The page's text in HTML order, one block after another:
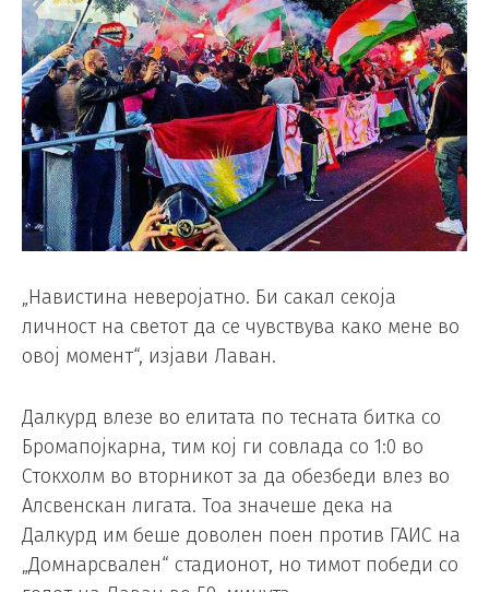
„Навистина неверојатно. Би сакал секоја
личност на светот да се чувствува како мене во
овој момент“, изјави Лаван.
Далкурд влезе во елитата по тесната битка со
Бромапојкарна, тим кој ги совлада со 1:0 во
Стокхолм во вторникот за да обезбеди влез во
Алсвенскан лигата. Тоа значеше дека на
Далкурд им беше доволен поен против ГАИС на
„Домнарсвален“ стадионот, но тимот победи со